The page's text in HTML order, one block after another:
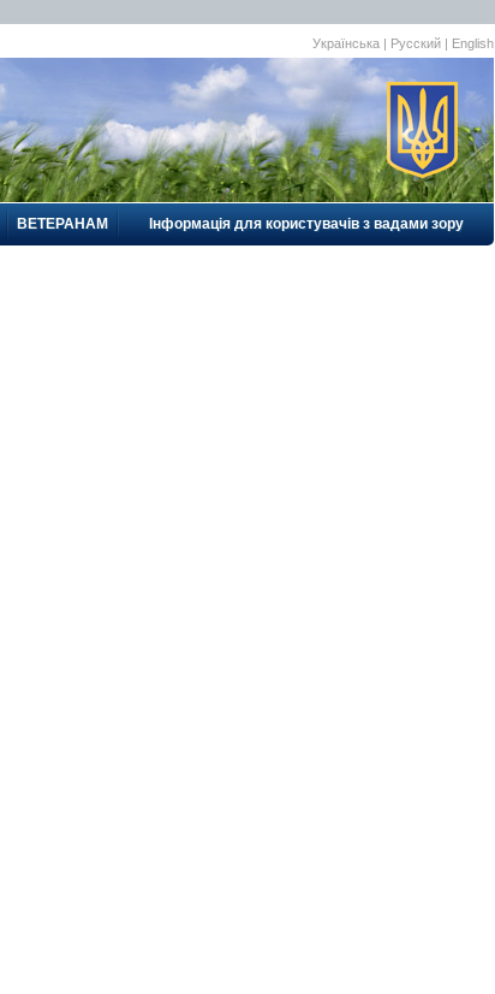
Українська | Русский | English
ВЕТЕРАНАМ Інформація для користувачів з вадами зору